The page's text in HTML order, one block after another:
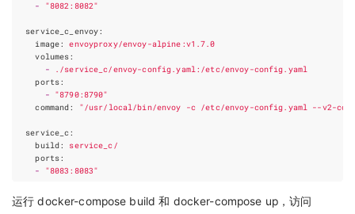
-
"8082:8082"
service_c_envoy:
image:
envoyproxy/envoy-alpine:v1.7.0
volumes:
-
./service_c/envoy-config.yaml:/etc/envoy-config.yaml
ports:
-
"8790:8790"
command : "/usr/local/bin/envoy -c /etc/envoy-config.yaml --v2-
service_c :
build :
service_c/
ports:
-
"8083:8083"
运行 docker-compose build 和 docker-compose up，访问